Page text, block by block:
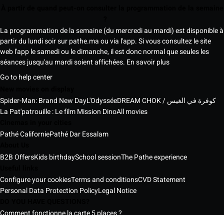
La programmation de la semaine (du mercredi au mardi) est disponible à
partir du lundi soir sur pathe.ma ou via l'app. Si vous consultez le site
web l'app le samedi ou le dimanche, il est donc normal que seules les
séances jusqu'au mardi soient affichées. En savoir plus
Go to help center
Spider-Man: Brand New DayL'Odyssée
DREAM CHOK / كوفرة في الغيس
La Pat'patrouille : Le film Mission DinoAll movies
Pathé CaliforniePathé Dar Essalam
B2B OffersKids birthdaySchool sessionThe Pathe experience
Configure your cookiesTerms and conditionsCVD Statement
Personal Data Protection PolicyLegal Notice